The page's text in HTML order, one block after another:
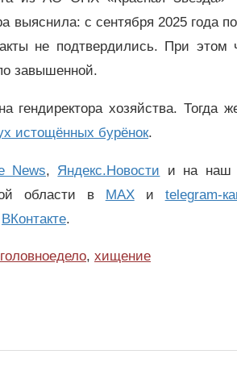
выяснила: с сентября 2025 года
не подтвердились. При этом
завышенной.
хозяйства. Тогда
истощённых бурёнок.
News, Яндекс.Новости и на наш
области в MAXи telegram-
ВКонтакте.
, хищение